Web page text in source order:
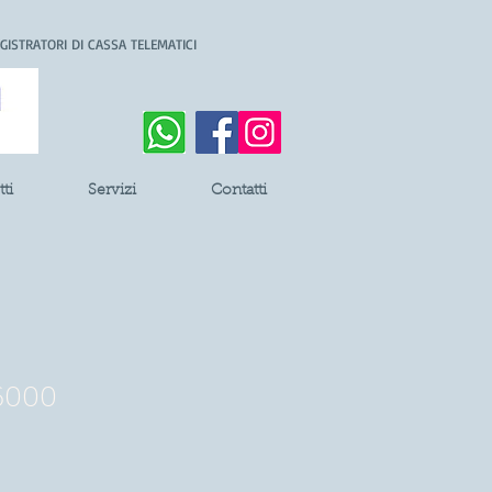
DI CASSA TELEMATICI
Servizi Contatti